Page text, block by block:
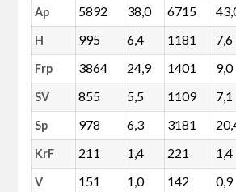
Ap 5892 38,0 6715
H 995 6,4 1181 7,6
Frp 3864 24,9 1401 9,0
SV 855 5,5 1109 7,1
Sp 978 6,3 3181
KrF 211 1,4 221 1,4
V 151 1,0 142 0,9